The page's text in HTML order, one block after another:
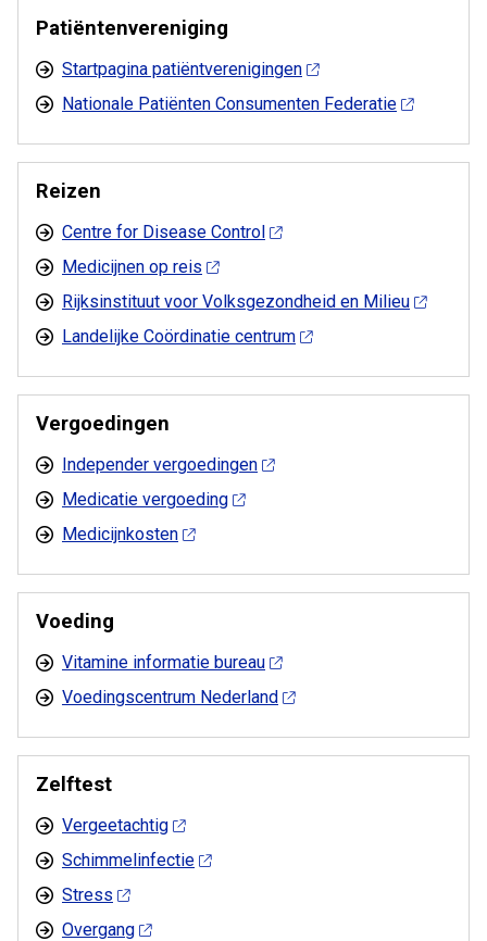
Patiëntenvereniging
Startpagina patiëntverenigingen
Nationale Patiënten Consumenten Federatie
Reizen
Centre for Disease Control
Medicijnen op reis
Rijksinstituut voor Volksgezondheid en Milieu
Landelijke Coördinatie centrum
Vergoedingen
Independer vergoedingen
Medicatie vergoeding
Medicijnkosten
Voeding
Vitamine informatie bureau
Voedingscentrum Nederland
Zelftest
Vergeetachtig
Schimmelinfectie
Stress
Overgang